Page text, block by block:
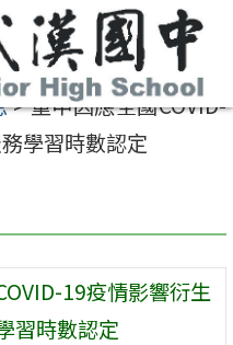
>重申因應全國COVID-
學習時數認定
19疫情影響衍生
習時數認定